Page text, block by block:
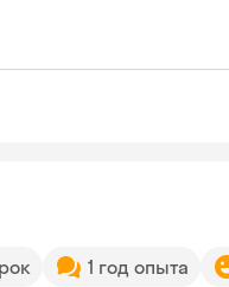
1 год опыта